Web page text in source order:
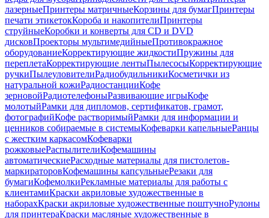
лазерныеПринтеры матричныеКорзины для бумагПринтеры
печати этикетокКороба и накопителиПринтеры
струйныеКоробки и конверты для CD и DVD
дисковПроекторы мультимедийныеПротивокражное
оборудованиеКорректирующие жидкостиПружины для
переплетаКорректирующие лентыПылесосыКорректирующие
ручкиПылеуловителиРадиобудильникиКосметички из
натуральной кожиРадиостанцииКофе
зерновойРадиотелефоныРазвивающие игрыКофе
молотыйРамки для дипломов, сертификатов, грамот,
фотографийКофе растворимыйРамки для информации и
ценников собираемые в системыКофеварки капельныеРанцы
с жестким каркасомКофеварки
рожковыеРаспылителиКофемашины
автоматическиеРасходные материалы для пистолетов-
маркираторовКофемашины капсульныеРезаки для
бумагиКофемолкиРекламные материалы для работы с
клиентамиКраски акриловые художественные в
наборахКраски акриловые художественные поштучноРулоны
для принтераКраски масляные художественные в